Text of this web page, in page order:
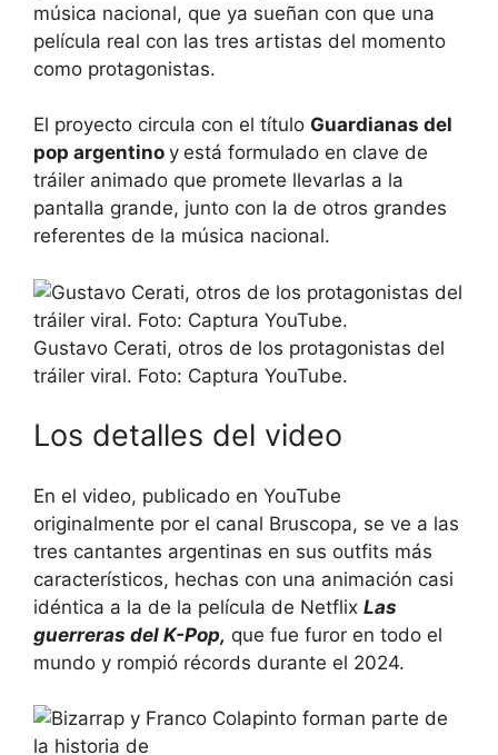
música nacional, que ya sueñan con que una
película real con las tres artistas del momento
como protagonistas.
El proyecto circula con el título Guardianas del
pop argentino y está formulado en clave de
tráiler animado que promete llevarlas a la
pantalla grande, junto con la de otros grandes
referentes de la música nacional.
Gustavo Cerati, otros de los protagonistas del
tráiler viral. Foto: Captura YouTube.
Los detalles del video
En el video, publicado en YouTube
originalmente por el canal Bruscopa, se ve a las
tres cantantes argentinas en sus outfits más
característicos, hechas con una animación casi
idéntica a la de la película de Netflix Las
guerreras del K-Pop, que fue furor en todo el
mundo y rompió récords durante el 2024.